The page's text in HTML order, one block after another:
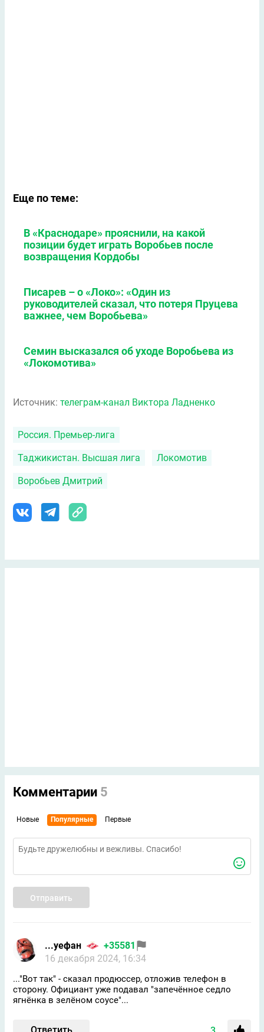
Еще по теме:
В «Краснодаре» прояснили, на какой
позиции будет играть Воробьев после
возвращения Кордобы
Писарев – о «Локо»: «Один из
руководителей сказал, что потеря Пруцева
важнее, чем Воробьева»
Семин высказался об уходе Воробьева из
«Локомотива»
Источник: телеграм-канал Виктора Ладненко
Россия. Премьер-лига
Таджикистан. Высшая лига Локомотив
Воробьев Дмитрий
Комментарии 5
Новые Популярные Первые
Отправить
...уефан
+35581
16 декабря 2024, 16:34
..."Вот так" - сказал продюссер, отложив телефон в
сторону. Официант уже подавал "запечённое седло
ягнёнка в зелёном соусе"...